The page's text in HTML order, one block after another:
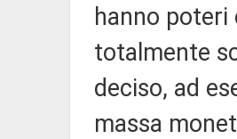
hanno poteri
totalmente
deciso, ad
massa